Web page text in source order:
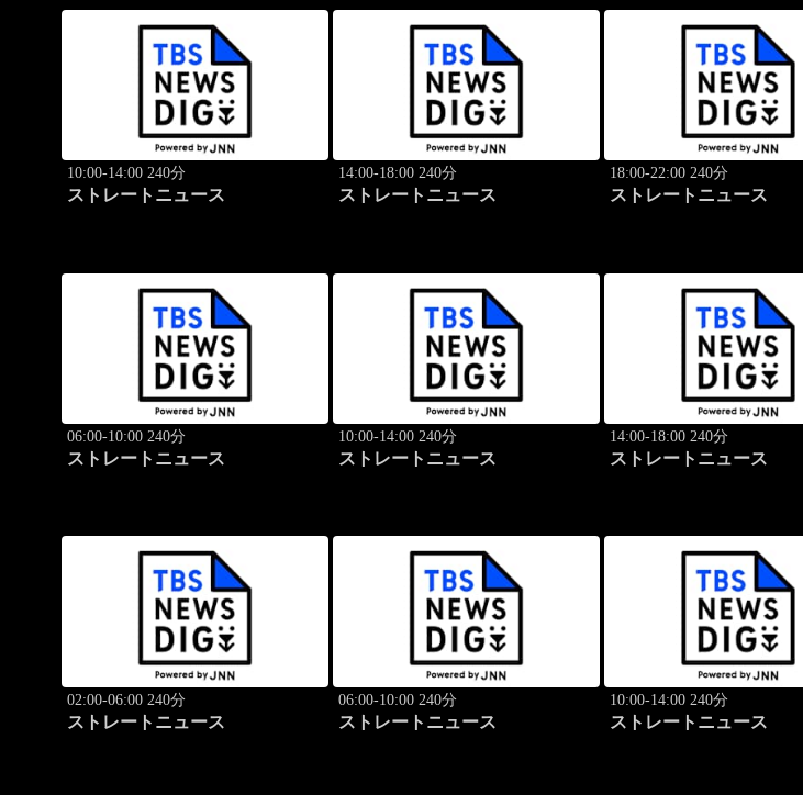
10:00-14:00 240分
ストレートニュース
14:00-18:00 240分
ストレートニュース
18:00-22:00 240分
ストレートニュース
06:00-10:00 240分
ストレートニュース
10:00-14:00 240分
ストレートニュース
14:00-18:00 240分
ストレートニュース
02:00-06:00 240分
ストレートニュース
06:00-10:00 240分
ストレートニュース
10:00-14:00 240分
ストレートニュース